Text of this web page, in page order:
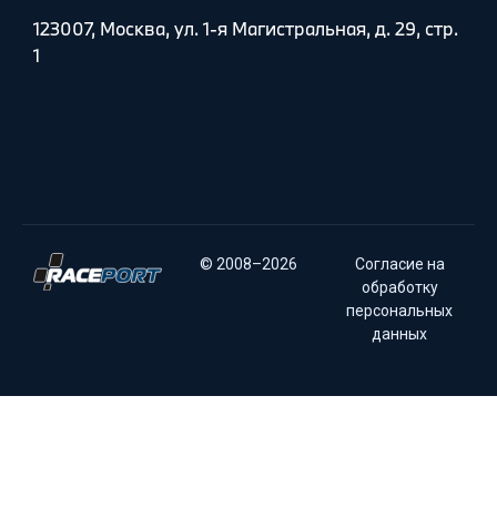
123007, Москва, ул. 1-я Магистральная, д. 29, стр.
1
© 2008–2026
Согласие на
обработку
персональных
данных